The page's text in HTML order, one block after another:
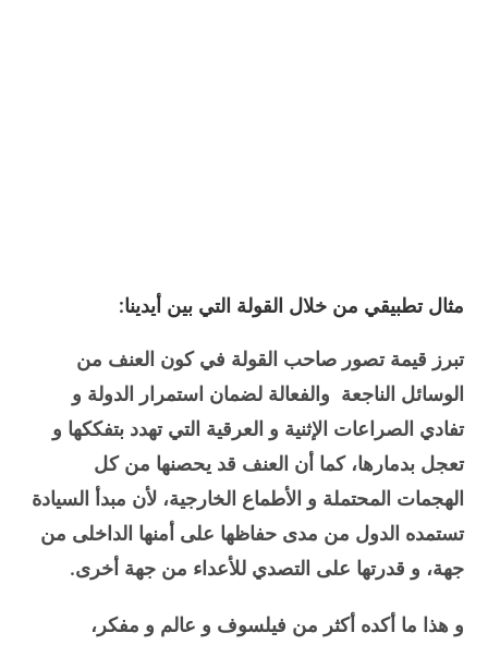
مثال تطبيقي من خلال القولة التي بين أيدينا:
تبرز قيمة تصور صاحب القولة في كون العنف من
الوسائل الناجعة والفعالة لضمان استمرار الدولة و
تفادي الصراعات الإثنية و العرقية التي تهدد بتفككها و
تعجل بدمارها، كما أن العنف قد يحصنها من كل
الهجمات المحتملة و الأطماع الخارجية، لأن مبدأ السيادة
تستمده الدول من مدى حفاظها على أمنها الداخلى من
جهة، و قدرتها على التصدي للأعداء من جهة أخرى.
و هذا ما أكده أكثر من فيلسوف و عالم و مفكر،